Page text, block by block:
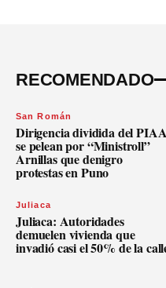
RECOMENDADO
San Román
Dirigencia dividida del PIAA
se pelean por “Ministroll”
Arnillas que denigro
protestas en Puno
Juliaca
Juliaca: Autoridades
demuelen vivienda que
invadió casi el 50% de la